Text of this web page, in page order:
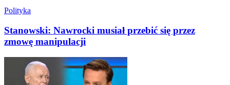
Polityka
Stanowski: Nawrocki musiał przebić się przez
zmowę manipulacji